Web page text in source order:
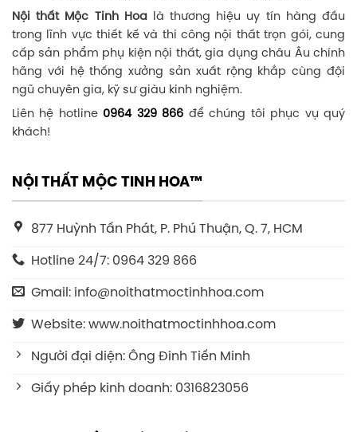
Nội thất Mộc Tinh Hoalà thương hiệu uy tín hàng đầu
trong lĩnh vực thiết kế và thi công nội thất trọn gói, cung
cấp sản phẩm phụ kiện nội thất, gia dụng châu Âu chính
hãng với hệ thống xưởng sản xuất rộng khắp cùng đội
ngũ chuyên gia, kỹ sư giàu kinh nghiệm.
Liên hệ hotline 0964 329 866 để chúng tôi phục vụ quý
khách!
NỘI THẤT MỘC TINH HOA™
877 Huỳnh Tấn Phát, P. Phú Thuận, Q. 7, HCM
Hotline 24/7: 0964 329 866
Gmail: info@noithatmoctinhhoa.com
Website: www.noithatmoctinhhoa.com
Người đại diện: Ông Đinh Tiến Minh
Giấy phép kinh doanh: 0316823056